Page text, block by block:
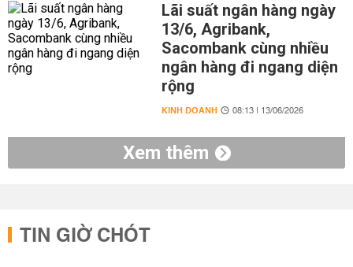
Lãi suất ngân hàng ngày
13/6, Agribank,
Sacombank cùng nhiều
ngân hàng đi ngang diện
rộng
KINH DOANH 08:13 | 13/06/2026
Xem thêm
TIN GIỜ CHÓT